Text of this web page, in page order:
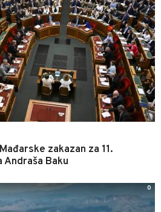
zakazan za 11.
Baku
0